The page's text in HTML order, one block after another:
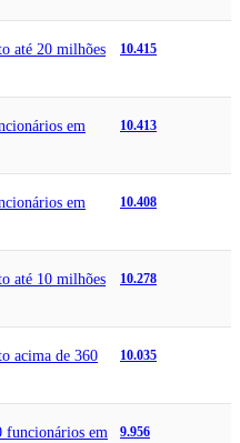
até 20 milhões
10.415
em
10.413
em
10.408
até 10 milhões
10.278
acima de 360
10.035
funcionários em
9.956